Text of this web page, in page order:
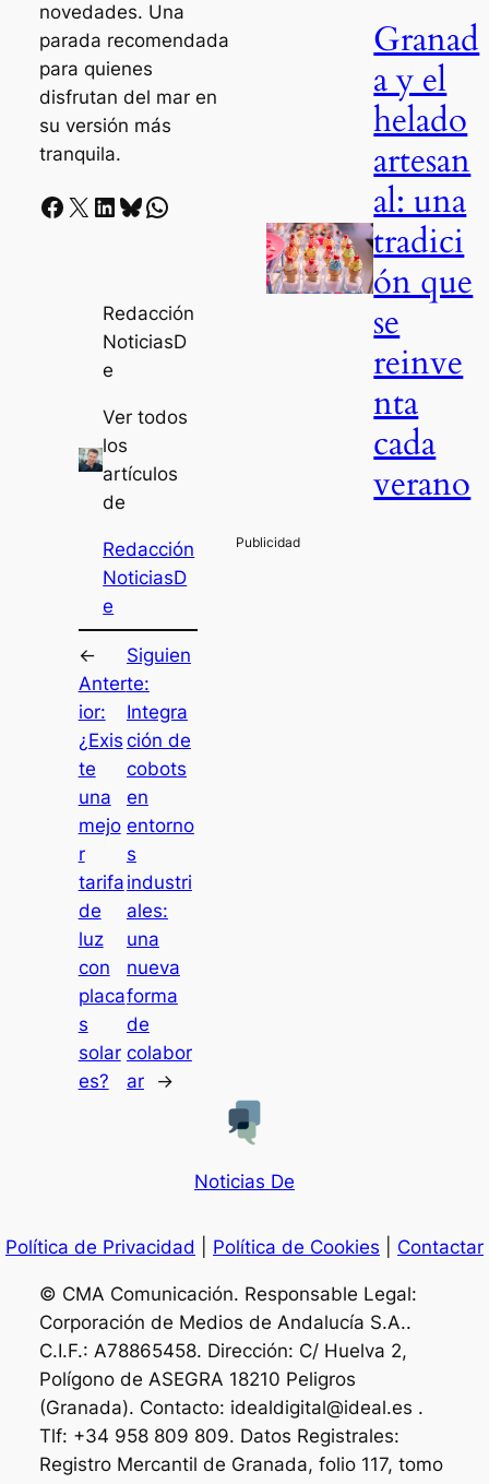
novedades. Una
parada recomendada
para quienes
disfrutan del mar en
su versión más
tranquila.
Facebook X LinkedIn Bluesky Whatsapp
Redacción
NoticiasD
e
Ver todos
los
artículos
de
Redacción
NoticiasD
e
←
Anter
ior:
¿Exis
te
una
mejo
r
tarifa
de
luz
con
placa
s
solar
es?
Siguien
te:
Integra
ción de
cobots
en
entorno
s
industri
ales:
una
nueva
forma
de
colabor
ar
→
Granad
a y el
helado
artesan
al: una
tradici
ón que
se
reinve
nta
cada
verano
Noticias De
Política de Privacidad Política de Cookies Contactar
© CMA Comunicación. Responsable Legal:
Corporación de Medios de Andalucía S.A..
C.I.F.: A78865458. Dirección: C/ Huelva 2,
Polígono de ASEGRA 18210 Peligros
(Granada). Contacto: idealdigital@ideal.es .
Tlf: +34 958 809 809. Datos Registrales:
Registro Mercantil de Granada, folio 117, tomo